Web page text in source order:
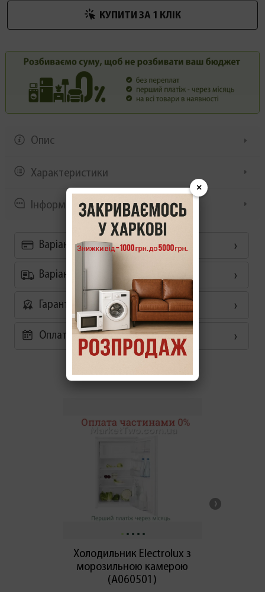
КУПИТИ ЗА 1 КЛIК
Опис
Характеристики
Інформація/демонстрація
Варіанти оплати
Варіанти доставки
Гарантія
Оплата частинами 0%
Схожі товари
Холодильник Electrolux з
морозильною камерою
(А060501)
×